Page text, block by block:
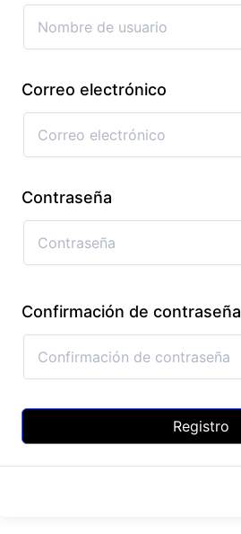
Correo electrónico
Contraseña
Confirmación de contraseña
Registro